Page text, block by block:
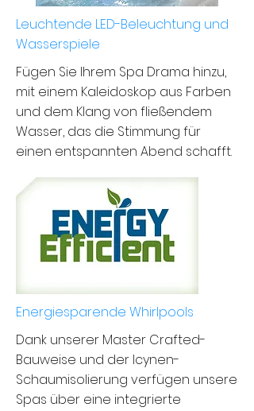
Leuchtende LED-Beleuchtung und
Wasserspiele
Fügen Sie Ihrem Spa Drama hinzu,
mit einem Kaleidoskop aus Farben
und dem Klang von fließendem
Wasser, das die Stimmung für
einen entspannten Abend schafft.
Energiesparende Whirlpools
Dank unserer Master Crafted-
Bauweise und der Icynen-
Schaumisolierung verfügen unsere
Spas über eine integrierte